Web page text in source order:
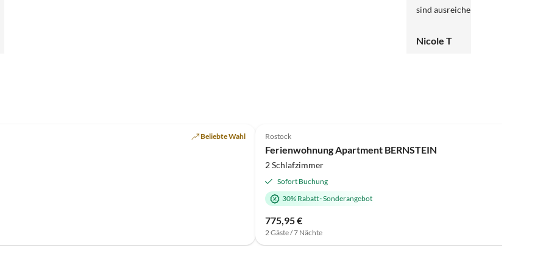
sind ausreichend vorhanden) geeignet, zu 100% weiter
Nicole T
Beliebte Wahl Rostock
Ferienwohnung Apartment BERNSTEIN
2 Schlafzimmer
Sofort Buchung
30% Rabatt·Sonderangebot
775,95 €
2 Gäste / 7 Nächte